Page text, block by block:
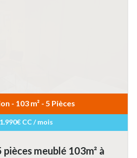
- 103 m² - 5 Pièces
1.990€ CC / mois
meublé 103m² à